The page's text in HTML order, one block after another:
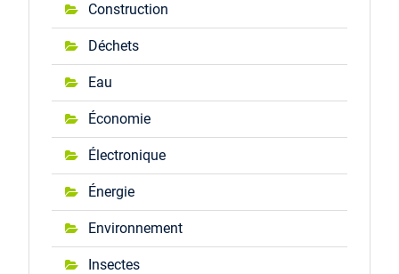
Construction
Déchets
Eau
Économie
Électronique
Énergie
Environnement
Insectes